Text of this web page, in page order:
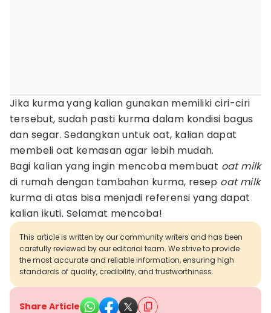
Jika kurma yang kalian gunakan memiliki ciri-ciri
tersebut, sudah pasti kurma dalam kondisi bagus
dan segar. Sedangkan untuk oat, kalian dapat
membeli oat kemasan agar lebih mudah.
Bagi kalian yang ingin mencoba membuat oat milk
di rumah dengan tambahan kurma, resep oat milk
kurma di atas bisa menjadi referensi yang dapat
kalian ikuti. Selamat mencoba!
This article is written by our community writers and has been
carefully reviewed by our editorial team. We strive to provide
the most accurate and reliable information, ensuring high
standards of quality, credibility, and trustworthiness.
Share Article